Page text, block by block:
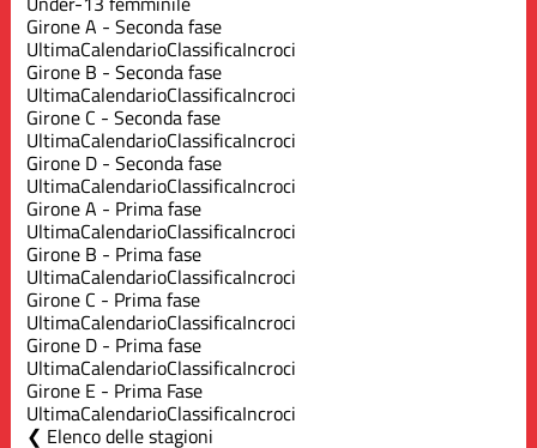
Girone A - Seconda fase
UltimaCalendarioClassificaIncroci
Girone B - Seconda fase
UltimaCalendarioClassificaIncroci
Girone C - Seconda fase
UltimaCalendarioClassificaIncroci
Girone D - Seconda fase
UltimaCalendarioClassificaIncroci
Girone A - Prima fase
UltimaCalendarioClassificaIncroci
Girone B - Prima fase
UltimaCalendarioClassificaIncroci
Girone C - Prima fase
UltimaCalendarioClassificaIncroci
Girone D - Prima fase
UltimaCalendarioClassificaIncroci
Girone E - Prima Fase
UltimaCalendarioClassificaIncroci
Elenco delle stagioni